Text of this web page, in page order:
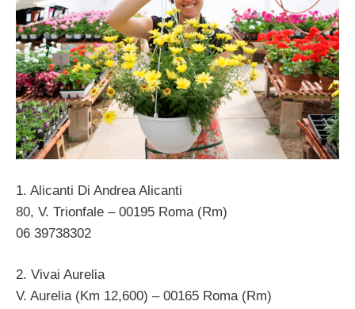
1. Alicanti Di Andrea Alicanti
80, V. Trionfale – 00195 Roma (Rm)
06 39738302
2. Vivai Aurelia
V. Aurelia (Km 12,600) – 00165 Roma (Rm)